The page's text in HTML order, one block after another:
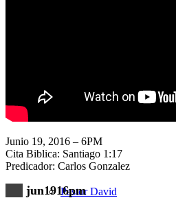
Pastor David
Junio 19, 2016 – 6PM
Cita Biblica: Santiago 1:17
Predicador: Carlos Gonzalez
jun1916pm